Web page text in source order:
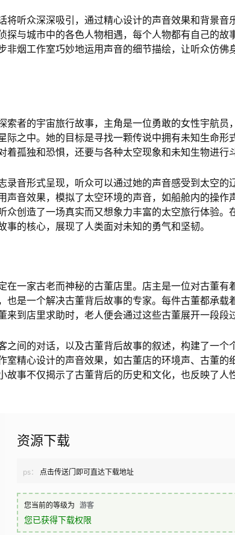
将听众深深吸引，通过精心设计的声音效果和背景音
探与城市中的各色人物相遇，每个人物都有自己的故
非烟工作室巧妙地运用声音的细节描绘，让听众仿佛
索者的宇宙旅行故事，主角是一位勇敢的女性宇航员
际之中。她的目标是寻找一颗传说中拥有未知生命形
孤独和恐惧，还要与各种太空现象和未知生物进行
录音形式呈现，听众可以通过她的声音感受到太空的
声音效果，模拟了太空环境的声音，如船舱内的操作
众创造了一场真实而又想象力丰富的太空旅行体验。
的核心，展现了人类面对未知的勇气和坚韧。
在一家古老而神秘的古董店里。店主是一位对古董有
也是一个解决古董背后故事的专家。每件古董都承载
来到店里求助时，老人便会通过这些古董展开一段段
之间的对话，以及古董背后故事的叙述，构建了一个
室精心设计的声音效果，如古董店的环境声、古董的
故事不仅揭示了古董背后的历史和文化，也反映了人
资源下载
ps： 点击传送门即可直达下载地址
您当前的等级为 游客
您已获得下载权限